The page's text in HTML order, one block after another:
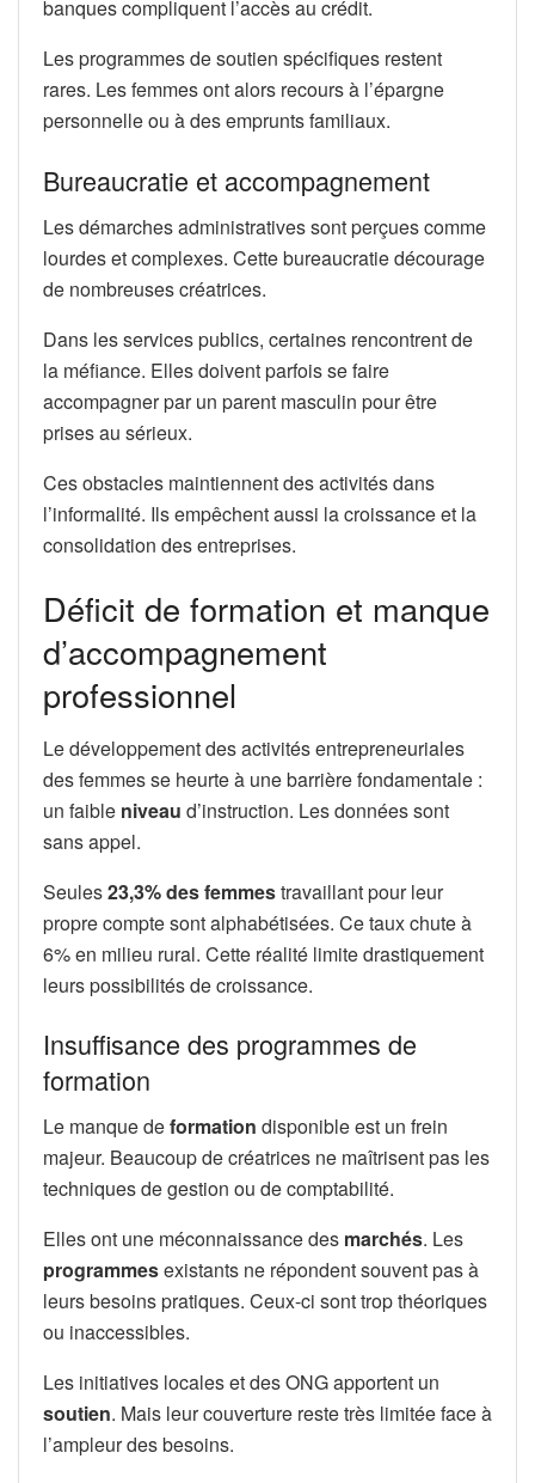
banques compliquent l’accès au crédit.
Les programmes de soutien spécifiques restent
rares. Les femmes ont alors recours à l’épargne
personnelle ou à des emprunts familiaux.
Bureaucratie et accompagnement
Les démarches administratives sont perçues comme
lourdes et complexes. Cette bureaucratie décourage
de nombreuses créatrices.
Dans les services publics, certaines rencontrent de
la méfiance. Elles doivent parfois se faire
accompagner par un parent masculin pour être
prises au sérieux.
Ces obstacles maintiennent des activités dans
l’informalité. Ils empêchent aussi la croissance et la
consolidation des entreprises.
Déficit de formation et manque
d’accompagnement
professionnel
Le développement des activités entrepreneuriales
des femmes se heurte à une barrière fondamentale :
un faible niveau d’instruction. Les données sont
sans appel.
Seules23,3% des femmestravaillant pour leur
propre compte sont alphabétisées. Ce taux chute à
6% en milieu rural. Cette réalité limite drastiquement
leurs possibilités de croissance.
Insuffisance des programmes de
formation
Le manque deformation disponible est un frein
majeur. Beaucoup de créatrices ne maîtrisent pas les
techniques de gestion ou de comptabilité.
Elles ont une méconnaissance des marchés. Les
programmesexistants ne répondent souvent pas à
leurs besoins pratiques. Ceux-ci sont trop théoriques
ou inaccessibles.
Les initiatives locales et des ONG apportent un
soutien. Mais leur couverture reste très limitée face à
l’ampleur des besoins.